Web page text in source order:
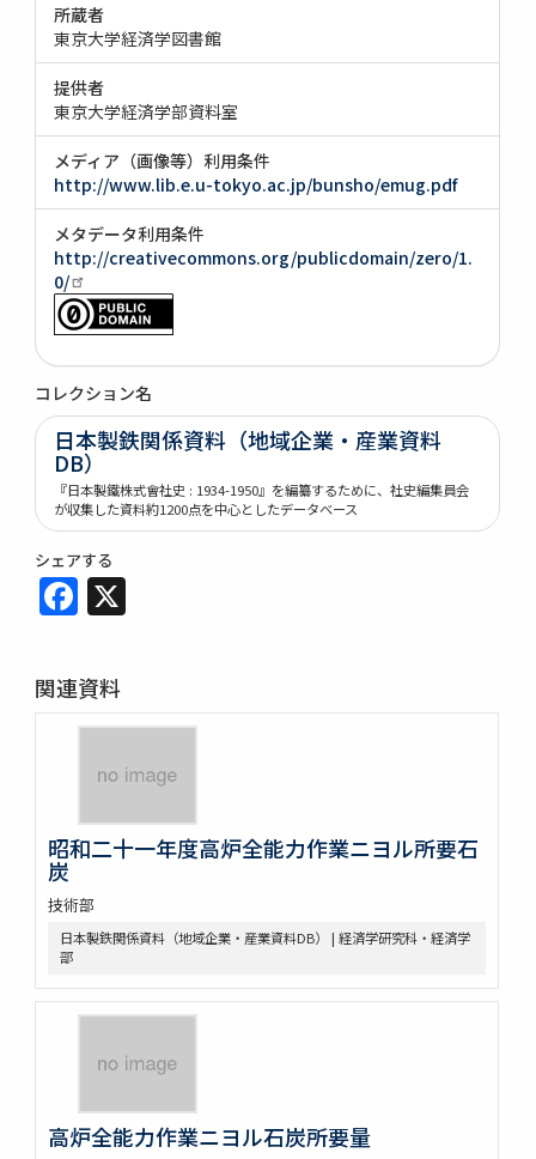
所蔵者
東京大学経済学図書館
提供者
東京大学経済学部資料室
メディア（画像等）利用条件
http://www.lib.e.u-tokyo.ac.jp/bunsho/emug.pdf
メタデータ利用条件
http://creativecommons.org/publicdomain/zero/1.
0/
コレクション名
日本製鉄関係資料（地域企業・産業資料
DB）
『日本製鐵株式會社史 : 1934-1950』を編纂するために、社史編集員会
が収集した資料約1200点を中心としたデータベース
シェアする
Facebook
関連資料
昭和二十一年度高炉全能力作業ニヨル所要石
炭
技術部
日本製鉄関係資料（地域企業・産業資料DB） | 経済学研究科・経済学
部
高炉全能力作業ニヨル石炭所要量